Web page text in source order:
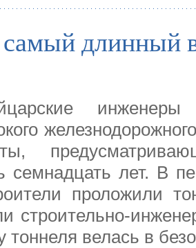
длинный
инженеры
семнадцать лет. В
проложили
строительно-
тоннеля велась в